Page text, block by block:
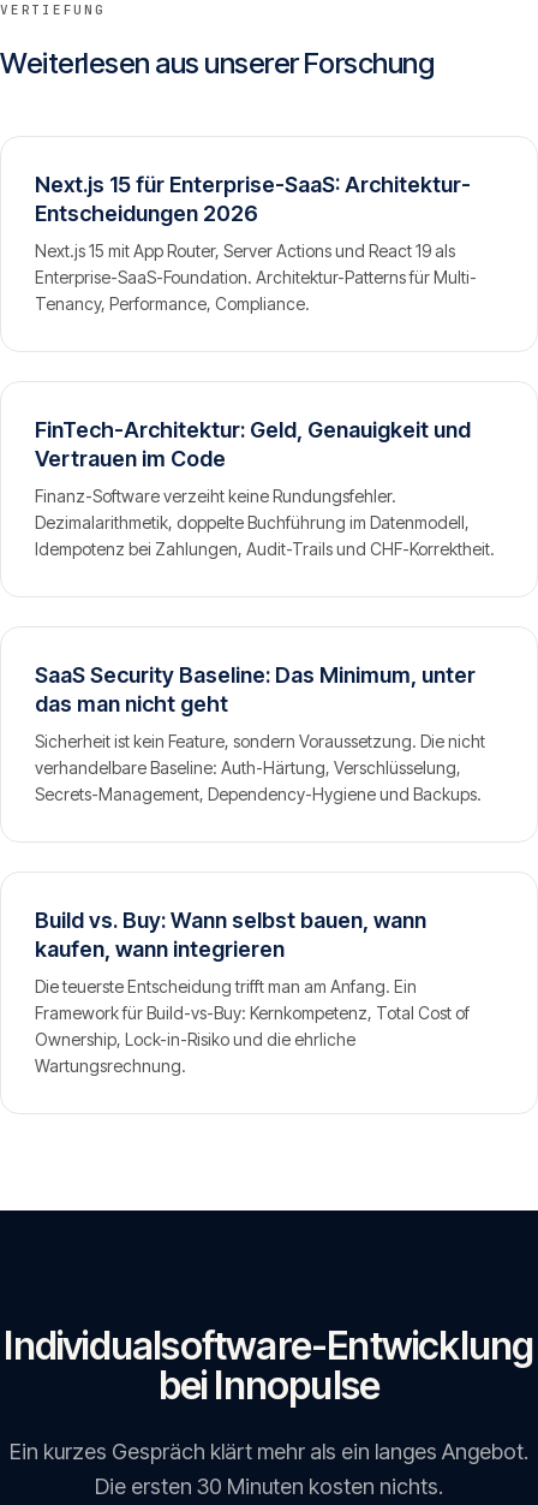
VERTIEFUNG
Weiterlesen aus unserer Forschung
Next.js 15 für Enterprise-SaaS: Architektur-
Entscheidungen 2026
Next.js 15 mit App Router, Server Actions und React 19 als
Enterprise-SaaS-Foundation. Architektur-Patterns für Multi-
Tenancy, Performance, Compliance.
FinTech-Architektur: Geld, Genauigkeit und
Vertrauen im Code
Finanz-Software verzeiht keine Rundungsfehler.
Dezimalarithmetik, doppelte Buchführung im Datenmodell,
Idempotenz bei Zahlungen, Audit-Trails und CHF-Korrektheit.
SaaS Security Baseline: Das Minimum, unter
das man nicht geht
Sicherheit ist kein Feature, sondern Voraussetzung. Die nicht
verhandelbare Baseline: Auth-Härtung, Verschlüsselung,
Secrets-Management, Dependency-Hygiene und Backups.
Build vs. Buy: Wann selbst bauen, wann
kaufen, wann integrieren
Die teuerste Entscheidung trifft man am Anfang. Ein
Framework für Build-vs-Buy: Kernkompetenz, Total Cost of
Ownership, Lock-in-Risiko und die ehrliche
Wartungsrechnung.
Individualsoftware-Entwicklung
bei Innopulse
Ein kurzes Gespräch klärt mehr als ein langes Angebot.
Die ersten 30 Minuten kosten nichts.